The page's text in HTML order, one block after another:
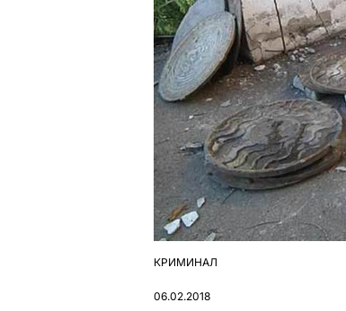
ОПУБЛІКУВАТИ
КРИМИНАЛ
06.02.2018